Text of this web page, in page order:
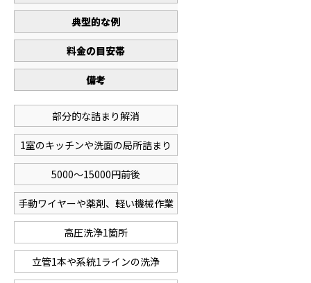
典型的な例
料金の目安帯
備考
部分的な詰まり解消
1室のキッチンや洗面の局所詰まり
5000～15000円前後
手動ワイヤーや薬剤、軽い機械作業
高圧洗浄1箇所
立管1本や系統1ラインの洗浄